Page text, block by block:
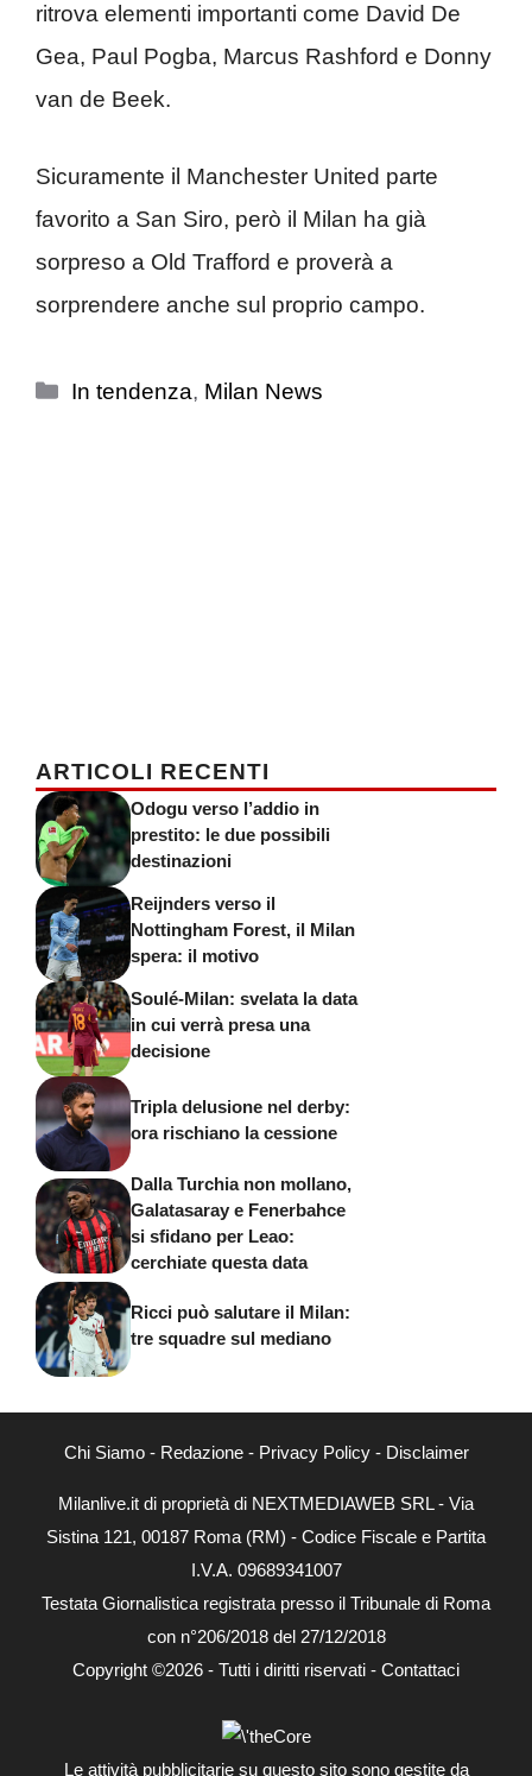
ritrova elementi importanti come David De
Gea, Paul Pogba, Marcus Rashford e Donny
van de Beek.
Sicuramente il Manchester United parte
favorito a San Siro, però il Milan ha già
sorpreso a Old Trafford e proverà a
sorprendere anche sul proprio campo.
Categorie
In tendenza, Milan News
ARTICOLI RECENTI
Odogu verso l’addio in
prestito: le due possibili
destinazioni
Reijnders verso il
Nottingham Forest, il Milan
spera: il motivo
Soulé-Milan: svelata la data
in cui verrà presa una
decisione
Tripla delusione nel derby:
ora rischiano la cessione
Dalla Turchia non mollano,
Galatasaray e Fenerbahce
si sfidano per Leao:
cerchiate questa data
Ricci può salutare il Milan:
tre squadre sul mediano
Chi Siamo- Redazione- Privacy Policy- Disclaimer
Milanlive.it di proprietà di NEXTMEDIAWEB SRL - Via
Sistina 121, 00187 Roma (RM) - Codice Fiscale e Partita
I.V.A. 09689341007
Testata Giornalistica registrata presso il Tribunale di Roma
con n°206/2018 del 27/12/2018
Copyright ©2026 - Tutti i diritti riservati - Contattaci
Le attività pubblicitarie su questo sito sono gestite da